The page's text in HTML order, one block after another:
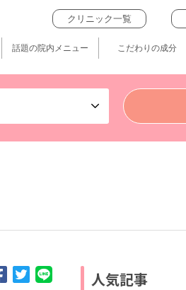
クリニック一覧
話題の院内メニュー こだわりの成分
人気記事